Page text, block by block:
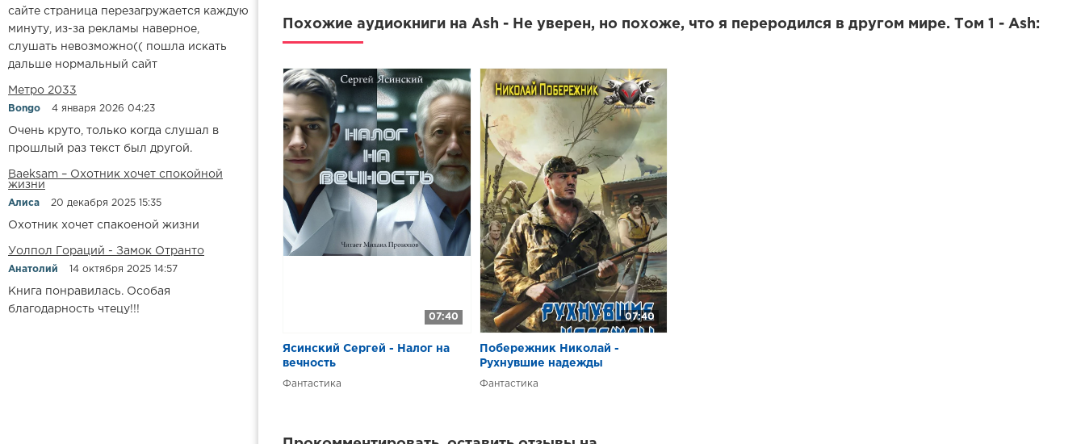
сайте страница перезагружается каждую
минуту, из-за рекламы наверное,
слушать невозможно(( пошла искать
дальше нормальный сайт
Метро 2033
Bongo 4 января 2026 04:23
Очень круто, только когда слушал в
прошлый раз текст был другой.
Baeksam – Охотник хочет спокойной
жизни
Алиса 20 декабря 2025 15:35
Охотник хочет спакоеной жизни
Уолпол Гораций - Замок Отранто
Анатолий 14 октября 2025 14:57
Книга понравилась. Особая
благодарность чтецу!!!
Похожие аудиокниги на Ash - Не уверен, но похоже, что я переродился в другом мире. Том 1 - Ash:
07:40
Ясинский Сергей - Налог на
вечность
Фантастика
07:40
Побережник Николай -
Рухнувшие надежды
Фантастика